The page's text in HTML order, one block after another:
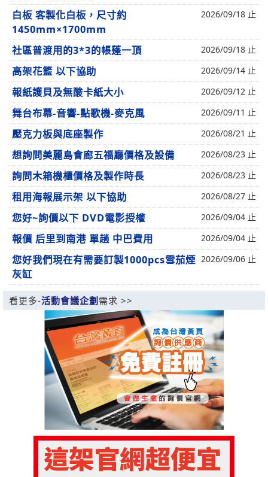
白板 客製化白板，尺寸約
1450mm×1700mm
2026/09/18 止
社區普渡用的3*3的帳蓬一頂 2026/09/18 止
高架花籃 以下協助 2026/09/14 止
報紙護貝及無酸卡紙大小 2026/09/12 止
舞台布幕-音響-點歌機-麥克風 2026/09/11 止
壓克力板與底座製作 2026/08/21 止
想詢問美麗島會廊五福廳價格及設備 2026/08/23 止
詢問木箱機櫃價格及製作時長 2026/08/23 止
租用海報展示架 以下協助 2026/08/27 止
您好~詢價以下 DVD電影授權 2026/09/04 止
報價 后里到南港 單趟 中巴費用 2026/09/04 止
您好我們現在有需要訂製1000pcs雪茄煙
灰缸
2026/09/06 止
看更多-活動會議企劃 需求 >>